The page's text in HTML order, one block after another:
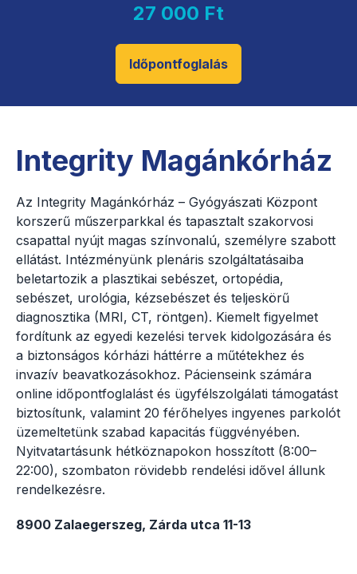
27 000 Ft
Időpontfoglalás
Integrity Magánkórház
Az Integrity Magánkórház – Gyógyászati Központ
korszerű műszerparkkal és tapasztalt szakorvosi
csapattal nyújt magas színvonalú, személyre szabott
ellátást. Intézményünk plenáris szolgáltatásaiba
beletartozik a plasztikai sebészet, ortopédia,
sebészet, urológia, kézsebészet és teljeskörű
diagnosztika (MRI, CT, röntgen). Kiemelt figyelmet
fordítunk az egyedi kezelési tervek kidolgozására és
a biztonságos kórházi háttérre a műtétekhez és
invazív beavatkozásokhoz. Pácienseink számára
online időpontfoglalást és ügyfélszolgálati támogatást
biztosítunk, valamint 20 férőhelyes ingyenes parkolót
üzemeltetünk szabad kapacitás függvényében.
Nyitvatartásunk hétköznapokon hosszított (8:00–
22:00), szombaton rövidebb rendelési idővel állunk
rendelkezésre.
8900 Zalaegerszeg, Zárda utca 11-13